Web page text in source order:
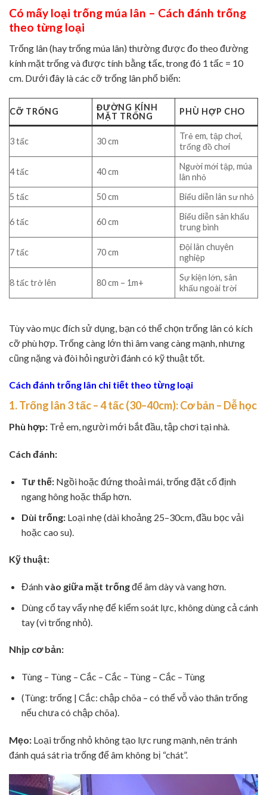
Có mấy loại trống múa lân – Cách đánh trống
theo từng loại
Trống lân (hay trống múa lân) thường được đo theo đường
kính mặt trống và được tính bằng tấc, trong đó 1 tấc = 10
cm. Dưới đây là các cỡ trống lân phổ biến:
CỠ TRỐNG
ĐƯỜNG KÍNH
MẶT TRỐNG
PHÙ HỢP CHO
3 tấc 30 cm
Trẻ em, tập chơi,
trống đồ chơi
4 tấc 40 cm
Người mới tập, múa
lân nhỏ
5 tấc
50 cm Biểu diễn lân sư nhỏ
6 tấc 60 cm
Biểu diễn sân khấu
trung bình
7 tấc 70 cm
Đội lân chuyên
nghiệp
8 tấc trở lên 80 cm – 1m+
Sự kiện lớn, sân
khấu ngoài trời
Tùy vào mục đích sử dụng, bạn có thể chọn trống lân có kích
cỡ phù hợp. Trống càng lớn thì âm vang càng mạnh, nhưng
cũng nặng và đòi hỏi người đánh có kỹ thuật tốt.
Cách đánh trống lân chi tiết theo từng loại
1. Trống lân 3 tấc – 4 tấc (30–40cm): Cơ bản – Dễ học
Phù hợp: Trẻ em, người mới bắt đầu, tập chơi tại nhà.
Cách đánh:
Tư thế:Ngồi hoặc đứng thoải mái, trống đặt cố định
ngang hông hoặc thấp hơn.
Dùi trống:Loại nhẹ (dài khoảng 25–30cm, đầu bọc vải
hoặc cao su).
Kỹ thuật:
Đánhvào giữa mặt trốngđể âm dày và vang hơn.
Dùng cổ tay vẩy nhẹ để kiểm soát lực, không dùng cả cánh
tay (vì trống nhỏ).
Nhịp cơ bản:
Tùng – Tùng – Cắc – Cắc – Tùng – Cắc – Tùng
(Tùng: trống | Cắc: chập chõa – có thể vỗ vào thân trống
nếu chưa có chập chõa).
Mẹo: Loại trống nhỏ không tạo lực rung mạnh, nên tránh
đánh quá sát rìa trống để âm không bị “chát”.